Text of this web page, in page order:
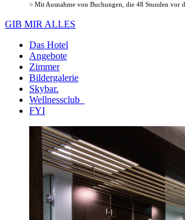
> Mit Ausnahme von Buchungen, die 48 Stunden vor
GIB MIR ALLES
Das Hotel
Angebote
Zimmer
Bildergalerie
Skybar.
Wellnessclub
FYI